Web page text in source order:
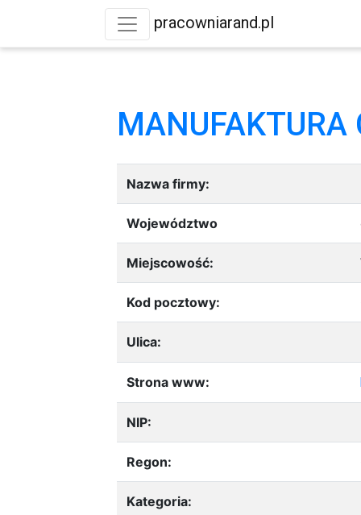
pracowniarand.pl
MANUFAKTURA
Nazwa firmy:
Województwo
Miejscowość:
Kod pocztowy:
Ulica:
Strona www:
NIP:
Regon:
Kategoria: